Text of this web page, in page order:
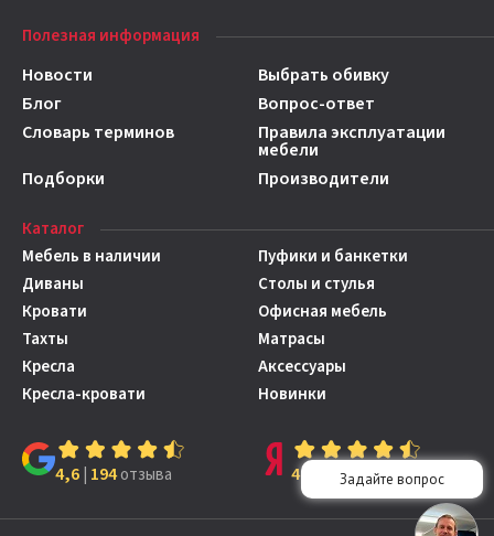
Полезная информация
Новости
Выбрать обивку
Блог
Вопрос-ответ
Словарь терминов
Правила эксплуатации
мебели
Подборки
Производители
Каталог
Мебель в наличии
Диваны
Кровати
Тахты
Кресла
Кресла-кровати
Пуфики и банкетки
Столы и стулья
Офисная мебель
Матрасы
Аксессуары
Новинки
4,6 194отзыва 4,7 149отзывов